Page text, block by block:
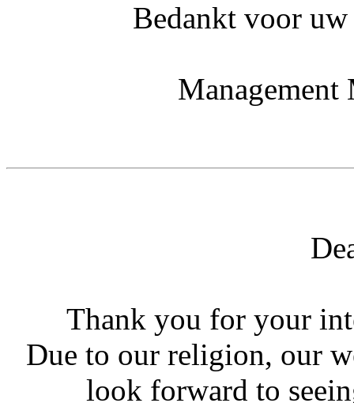
Bedankt voor
Management
Thank you for your
Due to our religion, our
look forward to